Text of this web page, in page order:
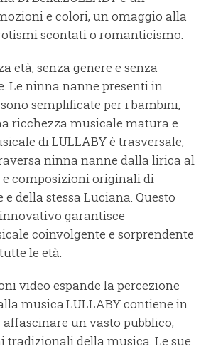
e colori, un omaggio alla
scontati o romanticismo.
età, senza genere e senza
Le ninna nanne presenti in
semplificate per i bambini,
ricchezza musicale matura e
di LULLABY è trasversale,
ninna nanne dalla lirica al
composizioni originali di
della stessa Luciana. Questo
garantisce
coinvolgente e sorprendente
le età.
video espande la percezione
musica.LULLABY contiene in
un vasto pubblico,
tradizionali della musica. Le sue